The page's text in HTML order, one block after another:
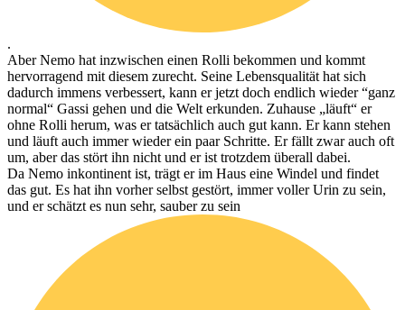
.
Aber Nemo hat inzwischen einen Rolli bekommen und kommt
hervorragend mit diesem zurecht. Seine Lebensqualität hat sich
dadurch immens verbessert, kann er jetzt doch endlich wieder “ganz
normal“ Gassi gehen und die Welt erkunden. Zuhause „läuft“ er
ohne Rolli herum, was er tatsächlich auch gut kann. Er kann stehen
und läuft auch immer wieder ein paar Schritte. Er fällt zwar auch oft
um, aber das stört ihn nicht und er ist trotzdem überall dabei.
Da Nemo inkontinent ist, trägt er im Haus eine Windel und findet
das gut. Es hat ihn vorher selbst gestört, immer voller Urin zu sein,
und er schätzt es nun sehr, sauber zu sein